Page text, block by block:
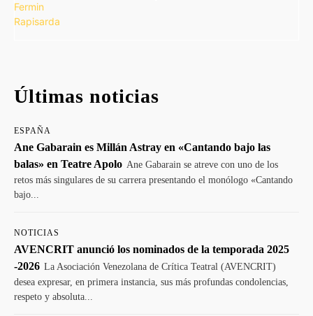
Últimas noticias
ESPAÑA
Ane Gabarain es Millán Astray en «Cantando bajo las
balas» en Teatre Apolo Ane Gabarain se atreve con uno de los
retos más singulares de su carrera presentando el monólogo «Cantando
bajo...
NOTICIAS
AVENCRIT anunció los nominados de la temporada 2025
-2026 La Asociación Venezolana de Crítica Teatral (AVENCRIT)
desea expresar, en primera instancia, sus más profundas condolencias,
respeto y absoluta...